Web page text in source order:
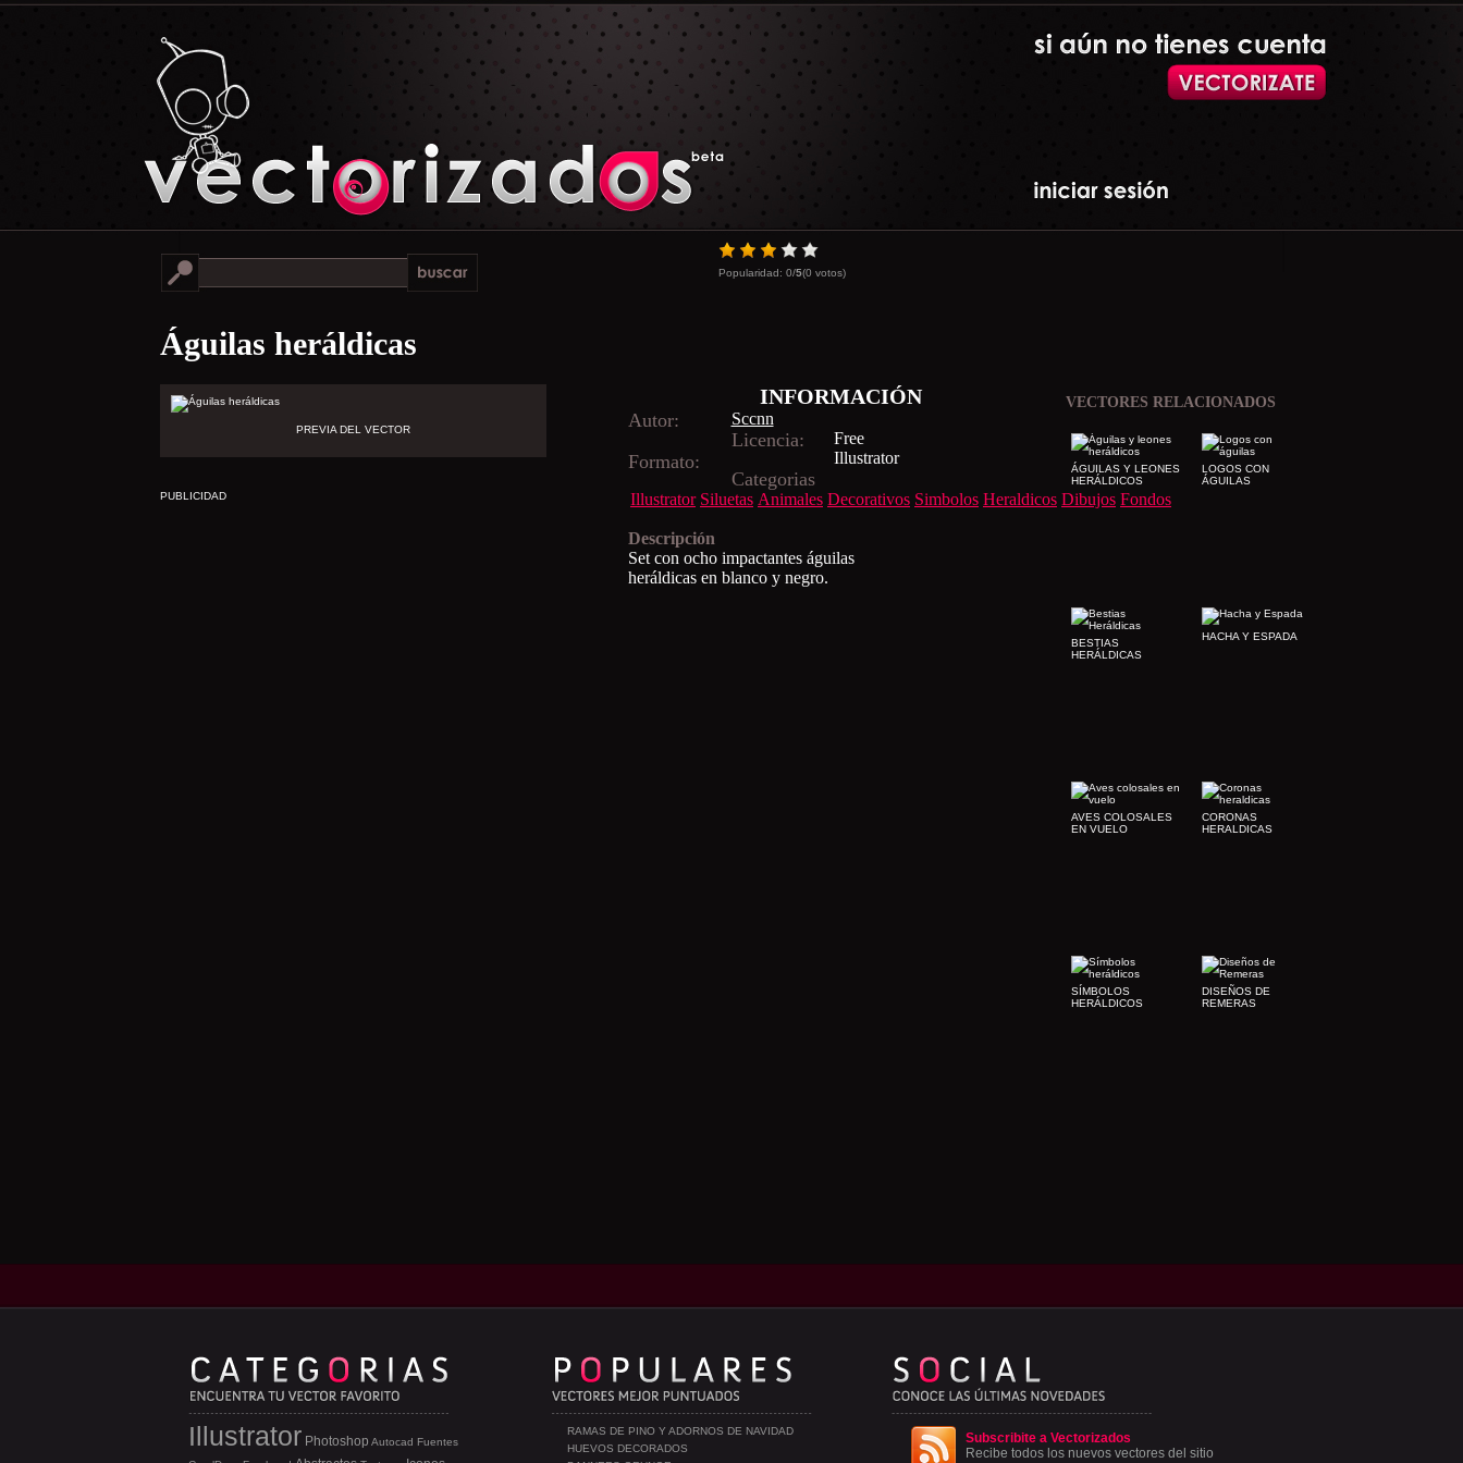
Popularidad: 0/5(0 votos)
Águilas heráldicas
PREVIA DEL VECTOR
INFORMACIÓN
Autor: Sccnn
Licencia: Free
Formato: Illustrator
Categorias
Illustrator Siluetas Animales Decorativos Simbolos Heraldicos Dibujos Fondos
Descripción
Set con ocho impactantes águilas
heráldicas en blanco y negro.
PUBLICIDAD
VECTORES RELACIONADOS
LOGOS CON
ÁGUILAS
ÁGUILAS Y LEONES
HERÁLDICOS
HACHA Y ESPADA
BESTIAS
HERÁLDICAS
CORONAS
HERALDICAS
AVES COLOSALES
EN VUELO
DISEÑOS DE
REMERAS
SÍMBOLOS
HERÁLDICOS
Subscribite a Vectorizados
Recibe todos los nuevos vectores del sitio
RAMAS DE PINO Y ADORNOS DE NAVIDAD
HUEVOS DECORADOS
Illustrator Photoshop Autocad Fuentes